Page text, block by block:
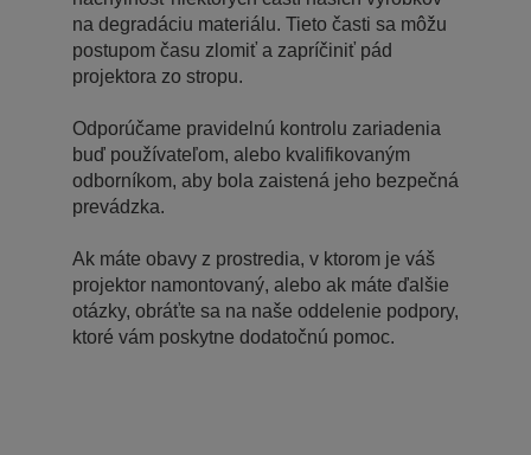
na degradáciu materiálu. Tieto časti sa môžu
postupom času zlomiť a zapríčiniť pád
projektora zo stropu.
Odporúčame pravidelnú kontrolu zariadenia
buď používateľom, alebo kvalifikovaným
odborníkom, aby bola zaistená jeho bezpečná
prevádzka.
Ak máte obavy z prostredia, v ktorom je váš
projektor namontovaný, alebo ak máte ďalšie
otázky, obráťte sa na naše oddelenie podpory,
ktoré vám poskytne dodatočnú pomoc.